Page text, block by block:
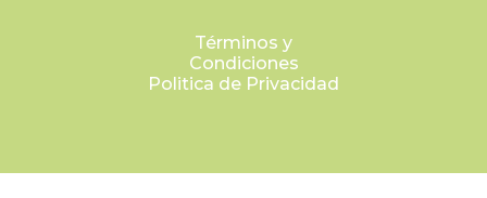
Términos y
Condiciones
Politica de Privacidad